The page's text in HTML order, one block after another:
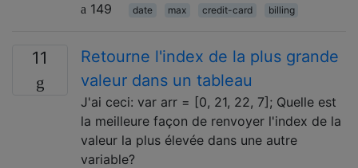
149
date max credit-card billing
11
Retourne l'index de la plus grande
valeur dans un tableau
J'ai ceci: var arr = [0, 21, 22, 7]; Quelle est
la meilleure façon de renvoyer l'index de la
valeur la plus élevée dans une autre
variable?